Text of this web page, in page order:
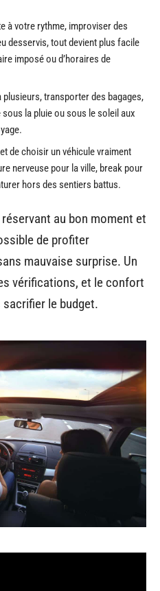
à votre rythme, improviser des
desservis, tout devient plus facile
imposé ou d’horaires de
plusieurs, transporter des bagages,
la pluie ou sous le soleil aux
de choisir un véhicule vraiment
nerveuse pour la ville, break pour
hors des sentiers battus.
au bon moment et
de profiter
mauvaise surprise. Un
vérifications, et le confort
le budget.